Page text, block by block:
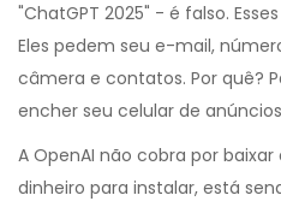
"ChatGPT 2025" - é falso.
Eles pedem seu e-mail,
câmera e contatos. Por quê?
encher seu celular de
A OpenAI não cobra por
dinheiro para instalar, está